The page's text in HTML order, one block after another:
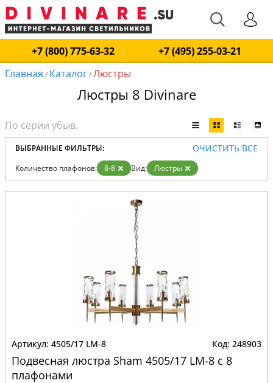
+7 (800) 775-63-32
+7 (495) 255-03-21
Главная / Каталог/Люстры
Люстры 8 Divinare
ВЫБРАННЫЕ ФИЛЬТРЫ: ОЧИСТИТЬ ВСЕ
Количество плафонов: 8-8 Вид: Люстры
4505/17 LM-8 248903
Подвесная люстра Sham 4505/17 LM-8 с 8
плафонами